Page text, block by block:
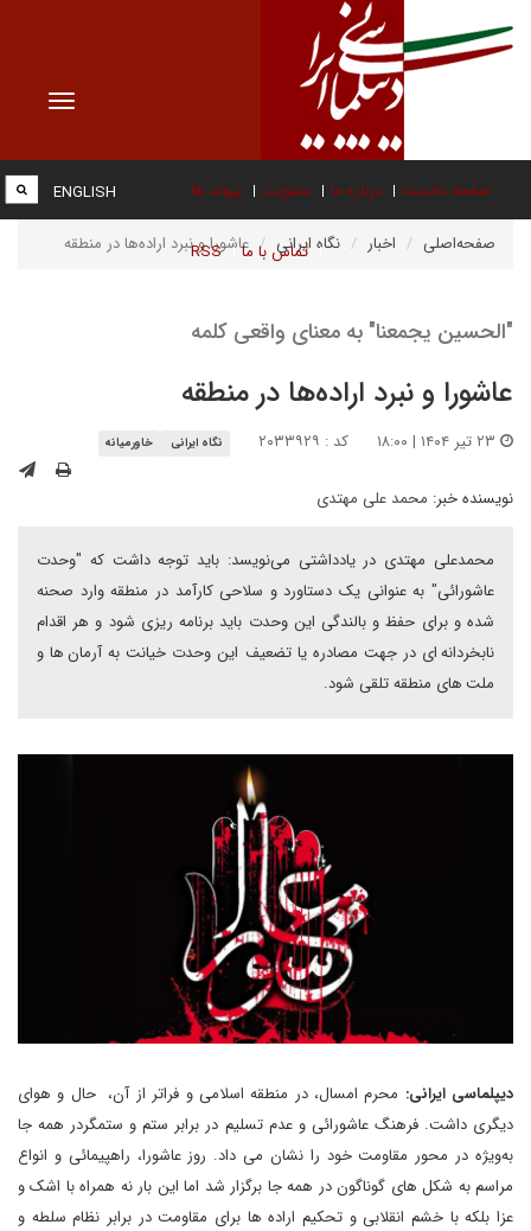
Toggle
صفحه نخست درباره ما عضویت پیوند ها
تماس با ما RSS
ENGLISH
صفحه‌اصلی اخبار نگاه ایرانی عاشورا و نبرد اراده‌ها در منطقه
"الحسین یجمعنا" به معنای واقعی کلمه
عاشورا و نبرد اراده‌ها در منطقه
کد : ۲۰۳۳۹۲۹ نگاه ایرانی خاورمیانه
نویسنده خبر: محمد علی مهتدی
محمدعلی مهتدی در یادداشتی می‌نویسد: باید توجه داشت که "وحدت
عاشورائی" به عنوانی یک دستاورد و سلاحی کارآمد در منطقه وارد صحنه
شده و برای حفظ و بالندگی این وحدت باید برنامه ریزی شود و هر اقدام
نابخردانه ای در جهت مصادره یا تضعیف این وحدت خیانت به آرمان ها و
ملت های منطقه تلقی شود.
دیپلماسی ایرانی: محرم امسال، در منطقه اسلامی و فراتر از آن، حال و هوای
دیگری داشت. فرهنگ عاشورائی و عدم تسلیم در برابر ستم و ستمگردر همه جا
به‌ویژه در محور مقاومت خود را نشان می داد. روز عاشورا، راهپیمائی و انواع
مراسم به شکل های گوناگون در همه جا برگزار شد اما این بار نه همراه با اشک و
عزا بلکه با خشم انقلابی و تحکیم اراده ها برای مقاومت در برابر نظام سلطه و